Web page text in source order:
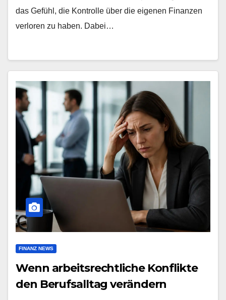
das Gefühl, die Kontrolle über die eigenen Finanzen
verloren zu haben. Dabei…
FINANZ NEWS
Wenn arbeitsrechtliche Konflikte
den Berufsalltag verändern